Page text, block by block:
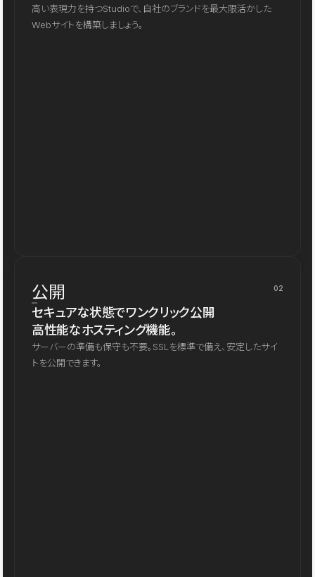
高い表現力を持つStudioで、自社のブランドを最大限活かした
Webサイトを構築しましょう。
公開 02
セキュアな状態でワンクリック公開
高性能なホスティング機能。
サーバーの準備も保守も不要。SSLを標準で備え、安定したサイ
トを公開できます。